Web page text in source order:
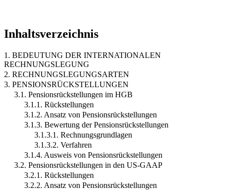
Inhaltsverzeichnis
1. BEDEUTUNG DER INTERNATIONALEN
RECHNUNGSLEGUNG
2. RECHNUNGSLEGUNGSARTEN
3. PENSIONSRÜCKSTELLUNGEN
3.1. Pensionsrückstellungen im HGB
3.1.1. Rückstellungen
3.1.2. Ansatz von Pensionsrückstellungen
3.1.3. Bewertung der Pensionsrückstellungen
3.1.3.1. Rechnungsgrundlagen
3.1.3.2. Verfahren
3.1.4. Ausweis von Pensionsrückstellungen
3.2. Pensionsrückstellungen in den US-GAAP
3.2.1. Rückstellungen
3.2.2. Ansatz von Pensionsrückstellungen